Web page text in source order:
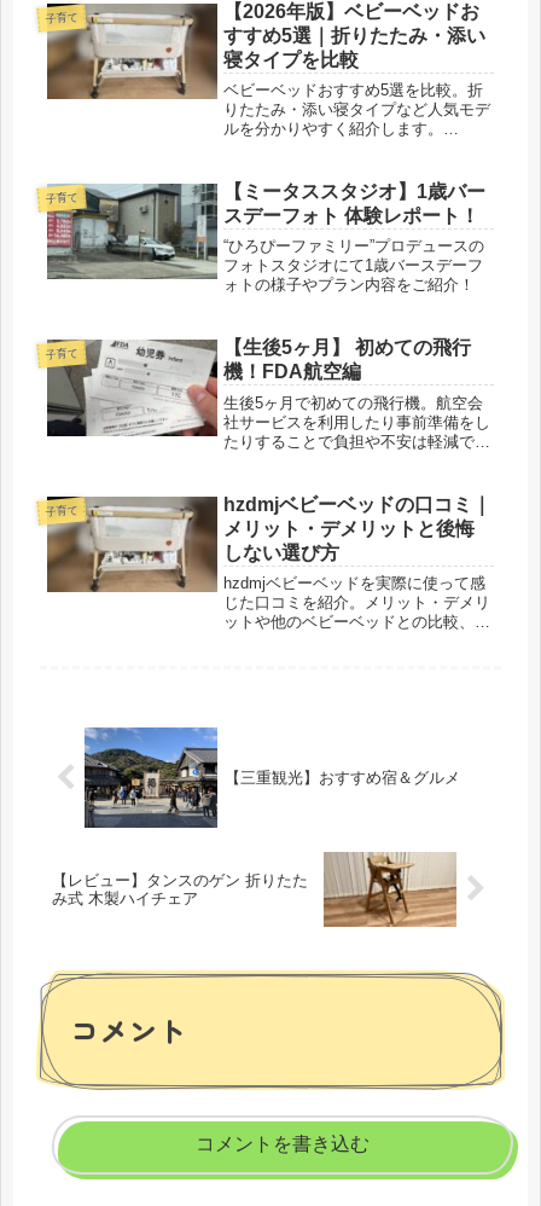
子育て
【2026年版】ベビーベッドお
すすめ5選｜折りたたみ・添い
寝タイプを比較
ベビーベッドおすすめ5選を比較。折
りたたみ・添い寝タイプなど人気モデ
ルを分かりやすく紹介します。
ーベッド選びの参考にしてください。
子育て
【ミータススタジオ】1歳バー
スデーフォト 体験レポート！
“ひろぴーファミリー”プロデュースの
フォトスタジオにて1歳バースデーフ
ォトの様子やプラン内容をご紹介！
子育て
【生後5ヶ月】 初めての飛行
機！FDA航空編
生後5ヶ月で初めての飛行機。航空会
社サービスを利用したり事前準備をし
たりすることで負担や不安は軽減でき
子育て
hzdmjベビーベッドの口コミ｜
メリット・デメリットと後悔
しない選び方
hzdmjベビーベッドを実際に使って感
じた口コミを紹介。メリット・デメリ
ットや他のベビーベッドとの比較、向
【三重観光】おすすめ宿＆グルメ
【レビュー】タンスのゲン 折りたた
み式 木製ハイチェア
コメント
コメントを書き込む